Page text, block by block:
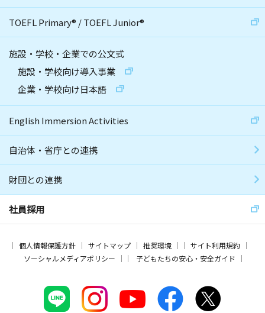
TOEFL Primary® /TOEFL Junior®
施設・学校・企業での公文式
施設・学校向け導入事業
企業・学校向け日本語
English Immersion Activities
自治体・省庁との連携
財団との連携
社員採用
個人情報保護方針 サイトマップ 推奨環境
サイト利用規約
ソーシャルメディアポリシー
子どもたちの安心・安全ガイド